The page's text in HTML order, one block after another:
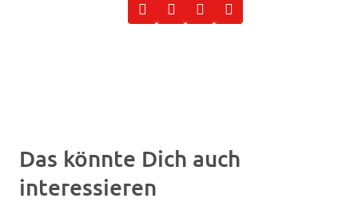
Das könnte Dich auch
interessieren